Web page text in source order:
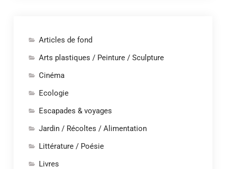
Articles de fond
Arts plastiques / Peinture / Sculpture
Cinéma
Ecologie
Escapades & voyages
Jardin / Récoltes / Alimentation
Littérature / Poésie
Livres